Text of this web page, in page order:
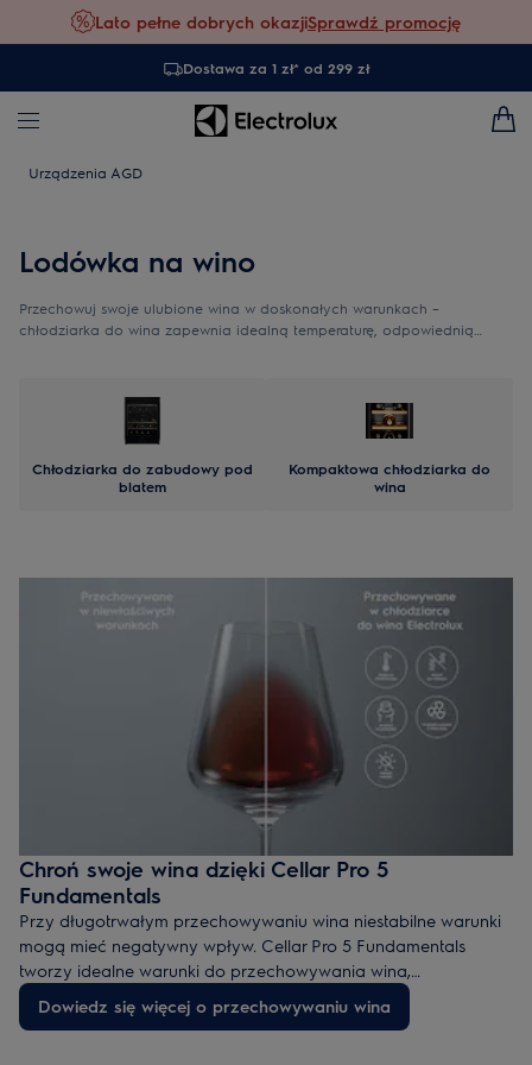
Lato pełne dobrych okazjiSprawdź promocję
Dostawa za 1 zł* od 299 zł
Urządzenia AGD
Lodówka na wino
Przechowuj swoje ulubione wina w doskonałych warunkach –
chłodziarka do wina zapewnia idealną temperaturę, odpowiednią
Chłodziarka do zabudowy pod
blatem
Kompaktowa chłodziarka do
wina
Chroń swoje wina dzięki Cellar Pro 5
Fundamentals
Przy długotrwałym przechowywaniu wina niestabilne warunki
mogą mieć negatywny wpływ. Cellar Pro 5 Fundamentals
tworzy idealne warunki do przechowywania wina,
jednocześnie konserwując je i pozwalając mu stabilnie
dojrzewać. Nasze chłodziarki zapewniają, że Twoje butelki z
Dowiedz się więcej o przechowywaniu wina